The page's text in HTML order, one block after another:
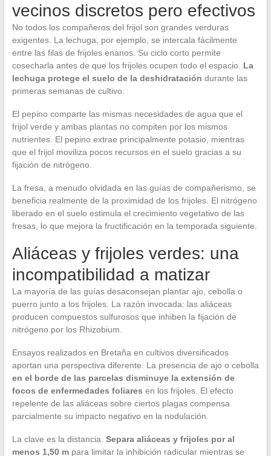
vecinos discretos pero efectivos
No todos los compañeros del frijol son grandes verduras
exigentes. La lechuga, por ejemplo, se intercala fácilmente
entre las filas de frijoles enanos. Su ciclo corto permite
cosecharla antes de que los frijoles ocupen todo el espacio. La
lechuga protege el suelo de la deshidratación durante las
primeras semanas de cultivo.
El pepino comparte las mismas necesidades de agua que el
frijol verde y ambas plantas no compiten por los mismos
nutrientes. El pepino extrae principalmente potasio, mientras
que el frijol moviliza pocos recursos en el suelo gracias a su
fijación de nitrógeno.
La fresa, a menudo olvidada en las guías de compañerismo, se
beneficia realmente de la proximidad de los frijoles. El nitrógeno
liberado en el suelo estimula el crecimiento vegetativo de las
fresas, lo que mejora la fructificación en la temporada siguiente.
Aliáceas y frijoles verdes: una
incompatibilidad a matizar
La mayoría de las guías desaconsejan plantar ajo, cebolla o
puerro junto a los frijoles. La razón invocada: las aliáceas
producen compuestos sulfurosos que inhiben la fijación de
nitrógeno por los Rhizobium.
Ensayos realizados en Bretaña en cultivos diversificados
aportan una perspectiva diferente. La presencia de ajo o cebolla
en el borde de las parcelas disminuye la extensión de
focos de enfermedades foliares en los frijoles. El efecto
repelente de las aliáceas sobre ciertos plagas compensa
parcialmente su impacto negativo en la nodulación.
La clave es la distancia. Separa aliáceas y frijoles por al
menos 1,50 mpara limitar la inhibición radicular mientras se